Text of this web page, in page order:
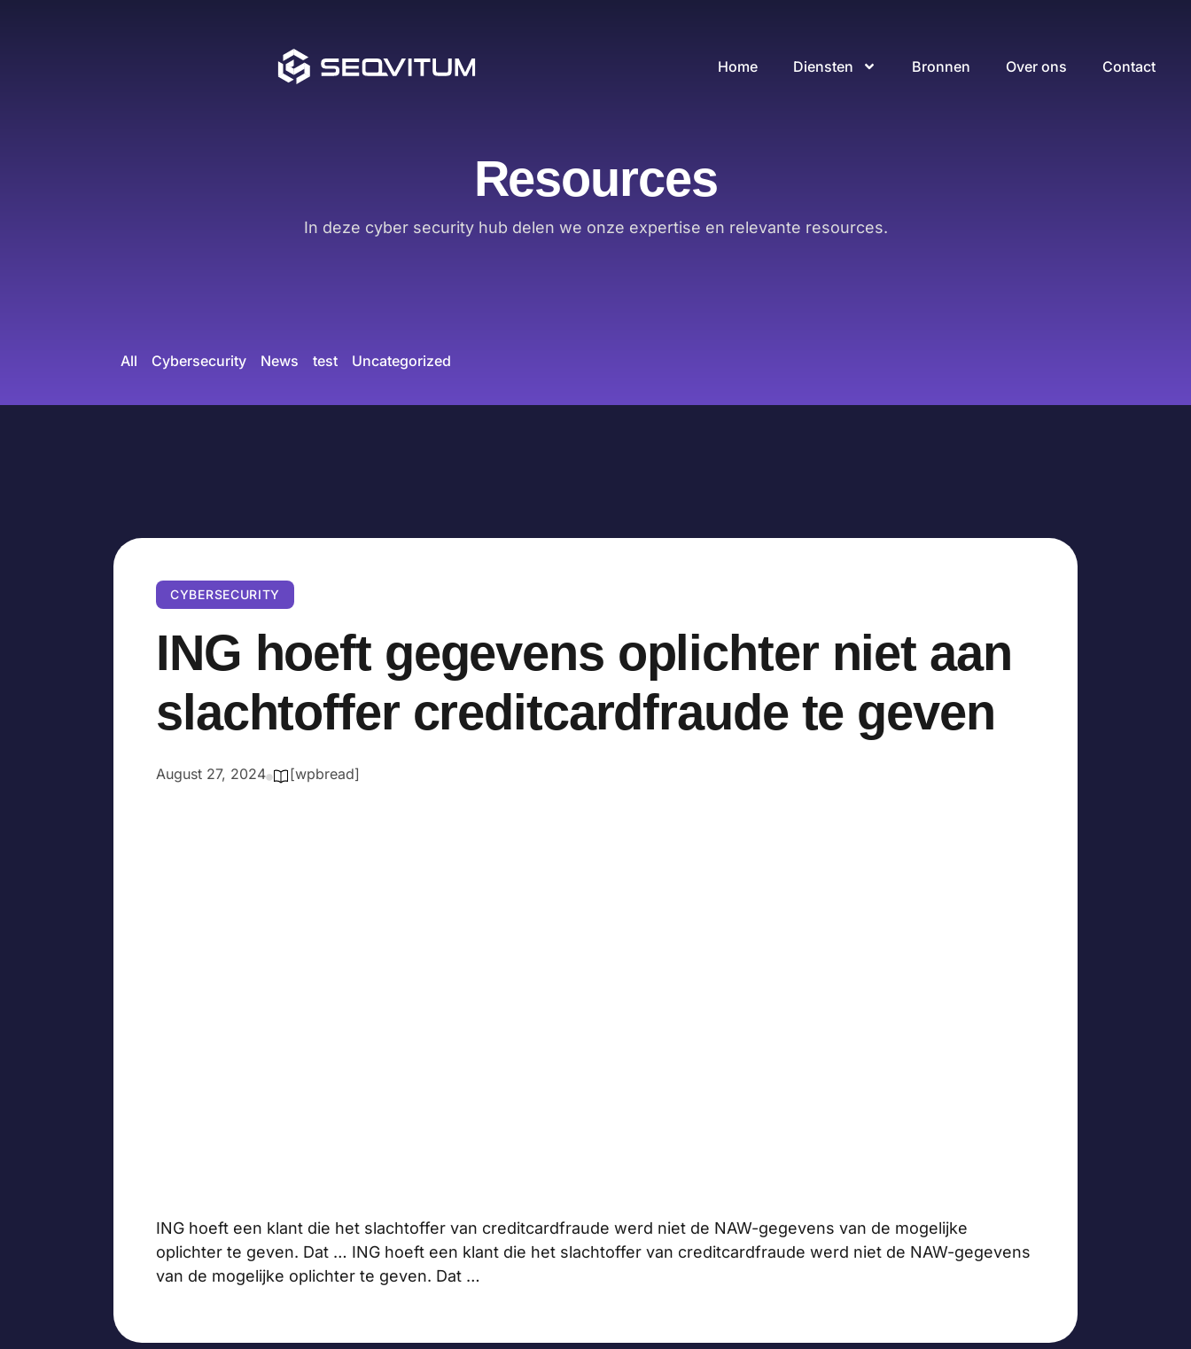
Home Diensten Bronnen Over ons Contact
Resources
In deze cyber security hub delen we onze expertise en relevante resources.
Cybersecurity News test Uncategorized
All
CYBERSECURITY
ING hoeft gegevens oplichter niet aan
slachtoffer creditcardfraude te geven
August 27, 2024 [wpbread]
ING hoeft een klant die het slachtoffer van creditcardfraude werd niet de NAW-gegevens van de mogelijke
oplichter te geven. Dat … ING hoeft een klant die het slachtoffer van creditcardfraude werd niet de NAW-gegevens
van de mogelijke oplichter te geven. Dat …